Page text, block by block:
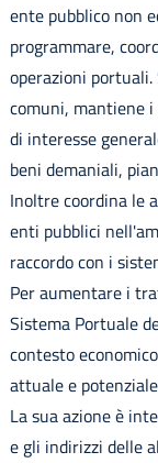
ente pubblico non
programmare,
operazioni
comuni, mantiene
di interesse
beni demaniali,
Inoltre coordina le
enti pubblici
raccordo con i
Per aumentare i
Sistema Portuale
contesto
attuale e
La sua azione è
e gli indirizzi delle